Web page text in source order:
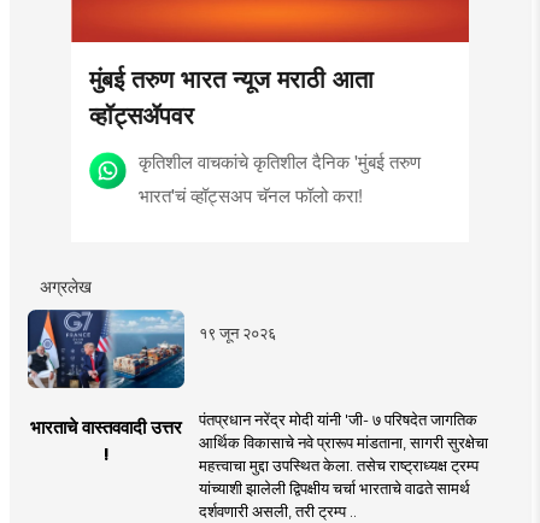
मुंबई तरुण भारत न्यूज मराठी आता
व्हॉट्सॲपवर
कृतिशील वाचकांचे कृतिशील दैनिक 'मुंबई तरुण
भारत'चं व्हॉट्सअप चॅनल फॉलो करा!
अग्रलेख
१९ जून २०२६
भारताचे वास्तववादी उत्तर
!
पंतप्रधान नरेंद्र मोदी यांनी 'जी- ७ परिषदेत जागतिक
आर्थिक विकासाचे नवे प्रारूप मांडताना, सागरी सुरक्षेचा
महत्त्वाचा मुद्दा उपस्थित केला. तसेच राष्ट्राध्यक्ष ट्रम्प
यांच्याशी झालेली द्विपक्षीय चर्चा भारताचे वाढते सामर्थ
दर्शवणारी असली, तरी ट्रम्प ..